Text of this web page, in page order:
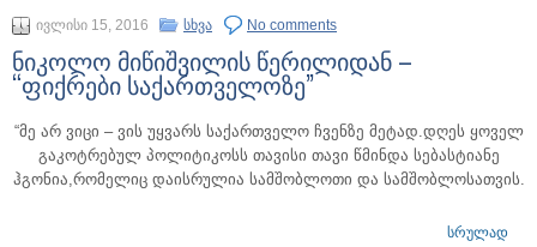
ივლისი 15, 2016 სხვა No comments
ნიკოლო მიწიშვილის წერილიდან –
“ფიქრები საქართველოზე”
“მე არ ვიცი – ვის უყვარს საქართველო ჩვენზე მეტად.დღეს ყოველ
გაკოტრებულ პოლიტიკოსს თავისი თავი წმინდა სებასტიანე
ჰგონია,რომელიც დაისრულია სამშობლოთი და სამშობლოსათვის.
ᲡᲠᲣᲚᲐᲓ